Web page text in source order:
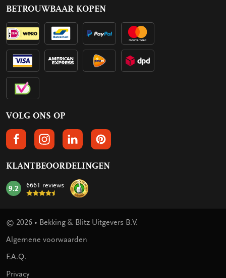
BETROUWBAAR KOPEN
VOLG ONS OP
VOLGS ONS OP FACEBOOK
VOLG ONS OP INSTAGRAM
VOLG ONS OP LINKEDIN
VOLG ONS OP PINTEREST
KLANTBEOORDELINGEN
mark:
9.2 6661 reviews
© 2026 • Bekking & Blitz Uitgevers B.V.
Algemene voorwaarden
F.A.Q.
Privacy